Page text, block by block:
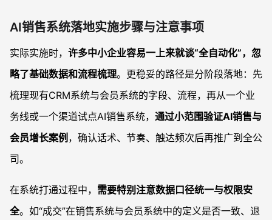
AI销售系统落地实施步骤与注意事项
实际实施时， 许多中小企业容易一上来就谈“全自动化”，忽
略了基础数据和流程梳理。更稳妥的路径是分阶段落地：先
梳理现有CRM系统与会员系统的字段、流程，再从一个业
务线或一个渠道试点AI销售系统， 通过小范围验证AI销售与
会员增长案例 ，确认话术、节奏、触达频次后再推广到全公
司。
在系统打通过程中， 需要特别注意数据口径统一与权限安
全。如“成交”在销售系统与会员系统中的定义是否一致、退